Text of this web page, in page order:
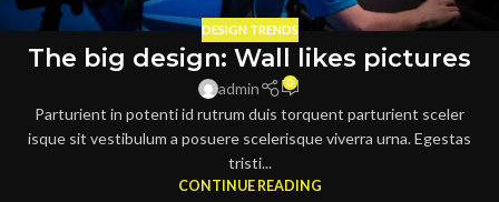
DESIGN TRENDS
The big design: Wall likes pictures
admin 0
Parturient in potenti id rutrum duis torquent parturient sceler
isque sit vestibulum a posuere scelerisque viverra urna. Egestas
tristi...
CONTINUE READING